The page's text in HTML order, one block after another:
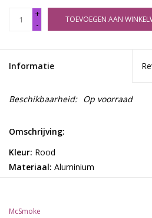
+
-
TOEVOEGEN AAN
Informatie
Beschikbaarheid: Op voorraad
Omschrijving:
Kleur: Rood
Materiaal: Aluminium
McSmoke